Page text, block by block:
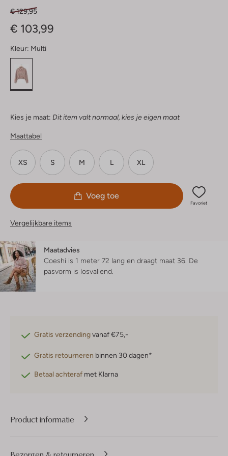
€ 129,95
€ 103,99
Kleur: Multi
Kies je maat: Dit item valt normaal, kies je eigen maat
Maattabel
XS S M L XL
Voeg toe
Favoriet
Vergelijkbare items
Maatadvies
Coeshi is 1 meter 72 lang en draagt maat 36. De
pasvorm is losvallend
Gratis verzendingvanaf €75,-
Gratis retourneren binnen 30 dagen*
Betaal achteraf met Klarna
Product informatie